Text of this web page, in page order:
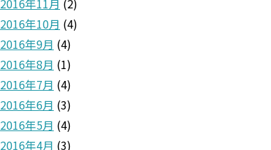
2016年11月 (2)
2016年10月 (4)
2016年9月 (4)
2016年8月 (1)
2016年7月 (4)
2016年6月 (3)
2016年5月 (4)
2016年4月 (3)